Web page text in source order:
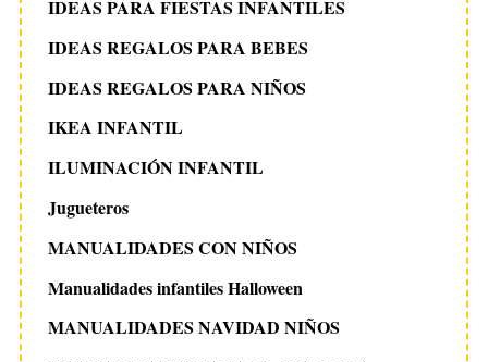
IDEAS PARA FIESTAS INFANTILES
IDEAS REGALOS PARA BEBES
IDEAS REGALOS PARA NIÑOS
IKEA INFANTIL
ILUMINACIÓN INFANTIL
Jugueteros
MANUALIDADES CON NIÑOS
Manualidades infantiles Halloween
MANUALIDADES NAVIDAD NIÑOS